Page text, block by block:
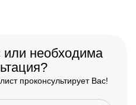
или необходима
проконсультирует Вас!